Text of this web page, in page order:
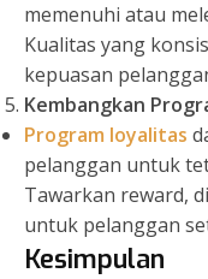
memenuhi atau
Kualitas yang
kepuasan
Kembangkan
Program loyalitas
pelanggan untuk
Tawarkan reward,
untuk pelanggan
Kesimpulan